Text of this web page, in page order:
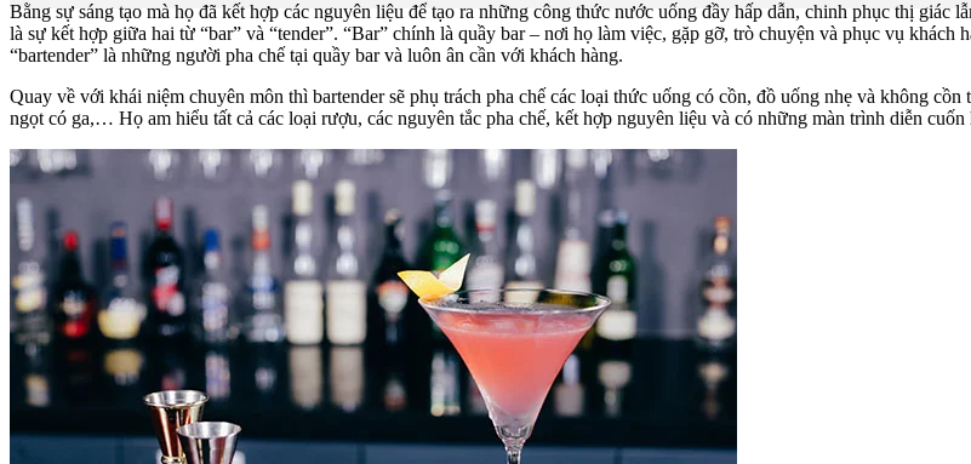
Bằng sự sáng tạo mà họ đã kết hợp các nguyên liệu để tạo ra những công thức nước uống đầy hấp dẫn, chinh phục thị giác
là sự kết hợp giữa hai từ “bar” và “tender”. “Bar” chính là quầy bar – nơi họ làm việc, gặp gỡ, trò chuyện và phục vụ khách
“bartender” là những người pha chế tại quầy bar và luôn ân cần với khách hàng.
Quay về với khái niệm chuyên môn thì bartender sẽ phụ trách pha chế các loại thức uống có cồn, đồ uống nhẹ và không
ngọt có ga,… Họ am hiểu tất cả các loại rượu, các nguyên tắc pha chế, kết hợp nguyên liệu và có những màn trình diễn